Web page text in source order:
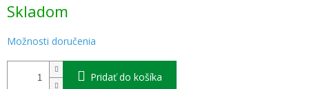
cena:
Skladom
Možnosti doručenia
Pridať do košíka